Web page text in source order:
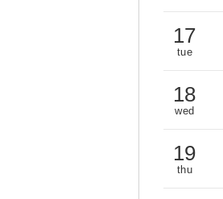
17
tue
18
wed
19
thu